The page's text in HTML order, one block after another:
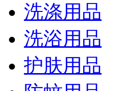
洗涤用品
洗浴用品
护肤用品